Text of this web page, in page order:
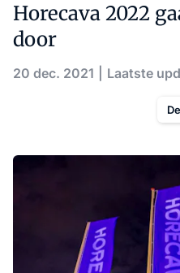
Horecava 2022
door
20 dec. 2021 Laatste